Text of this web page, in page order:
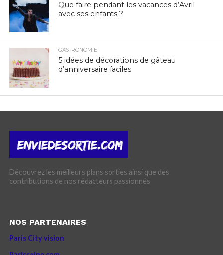
Que faire pendant les vacances d’Avril
avec ses enfants ?
GASTRONOMIE
5 idées de décorations de gâteau
d’anniversaire faciles
Découvrez les meilleurs plans sorties ainsi que des
contributions de nos rédacteurs passionnés
NOS PARTENAIRES
Paris City vision